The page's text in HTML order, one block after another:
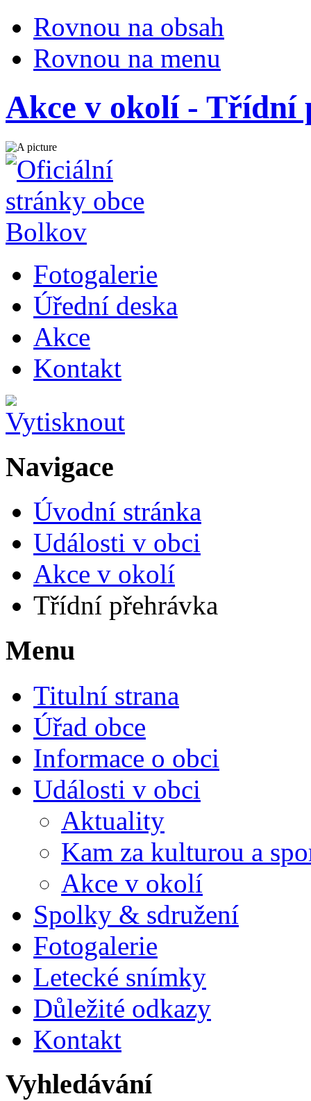
Rovnou na obsah
Rovnou na menu
Akce v okolí - Třídní
Fotogalerie
Úřední deska
Akce
Kontakt
Navigace
Úvodní stránka
Události v obci
Akce v okolí
Třídní přehrávka
Menu
Titulní strana
Úřad obce
Informace o obci
Události v obci
Aktuality
Kam za kulturou a
Akce v okolí
Spolky & sdružení
Fotogalerie
Letecké snímky
Důležité odkazy
Kontakt
Vyhledávání